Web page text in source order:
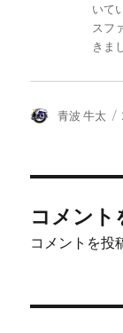
いて
スフ
きま
投
青波 牛太
コメント
コメントを投